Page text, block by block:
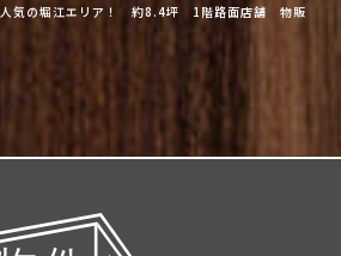
人気の堀江エリア！ 約8.4坪 1階路面店舗 物販